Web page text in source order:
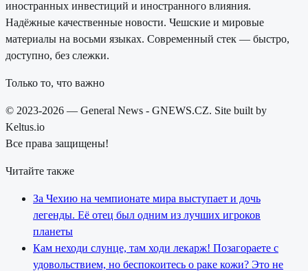
иностранных инвестиций и иностранного влияния.
Надёжные качественные новости. Чешские и мировые
материалы на восьми языках. Современный стек — быстро,
доступно, без слежки.
Только то, что важно
© 2023-2026 — General News - GNEWS.CZ. Site built by
Keltus.io
Все права защищены!
Читайте также
За Чехию на чемпионате мира выступает и дочь
легенды. Её отец был одним из лучших игроков
планеты
Кам неходи слунце, там ходи лекарж! Позагораете с
удовольствием, но беспокоитесь о раке кожи? Это не